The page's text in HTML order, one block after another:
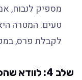
מספיק לנבוח,
טעים. המטרה
לקבלת פרס,
שלב 4: לוודא שהכלב שלכם מסופק פיזית ומנטלית